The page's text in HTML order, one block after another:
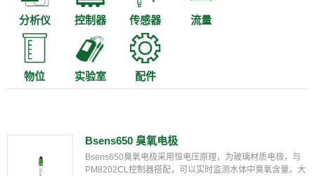
分析仪 控制器 传感器 流量
物位 实验室 配件
Bsens650 臭氧电极
Bsens650臭氧电极采用恒电压原理，为玻璃材质电极，与
PM8202CL控制器搭配，可以实时监测水体中臭氧含量。大